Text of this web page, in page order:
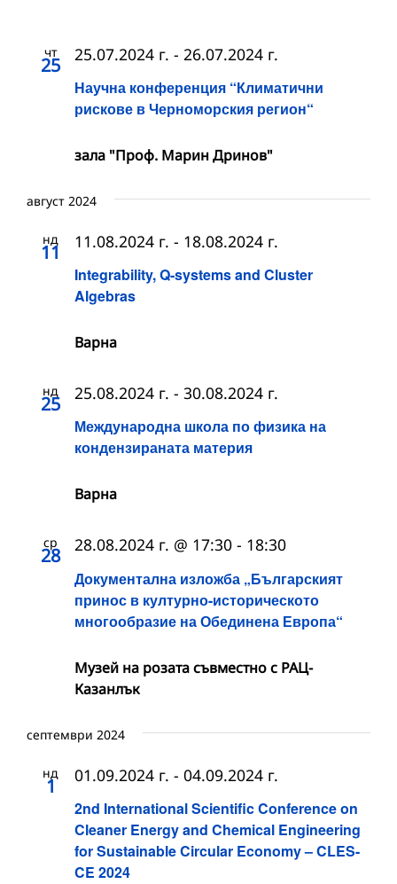
чт
25
Научна конференция “Климатични
рискове в Черноморския регион“
25.07.2024 г. - 26.07.2024 г.
зала "Проф. Марин Дринов"
август 2024
нд
11
Integrability, Q-systems and Cluster
Algebras
11.08.2024 г. - 18.08.2024 г.
Варна
нд
25
Международна школа по физика на
кондензираната материя
25.08.2024 г. - 30.08.2024 г.
Варна
ср
28
Документална изложба „Българският
принос в културно-историческото
многообразие на Обединена Европа“
28.08.2024 г. @ 17:30 - 18:30
Музей на розата съвместно с РАЦ-
Казанлък
септември 2024
нд
1
2nd International Scientific Conference on
Cleaner Energy and Chemical Engineering
for Sustainable Circular Economy – CLES-
CE 2024
01.09.2024 г. - 04.09.2024 г.